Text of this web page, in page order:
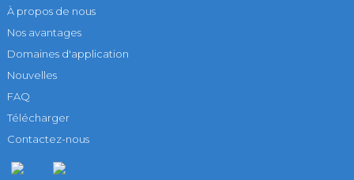
À propos de nous
Nos avantages
Domaines d'application
Nouvelles
FAQ
Télécharger
Contactez-nous